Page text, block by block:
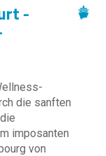
-
die sanften
imposanten
von